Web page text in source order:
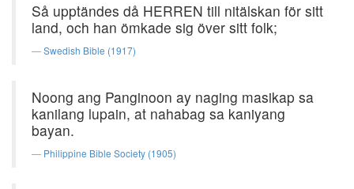
Så upptändes då HERREN till nitälskan för sitt
land, och han ömkade sig över sitt folk;
Swedish Bible (1917)
Noong ang Panginoon ay naging masikap sa
kanilang lupain, at nahabag sa kaniyang
bayan.
Philippine Bible Society (1905)